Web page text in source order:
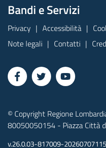
Bandi e Servizi
Privacy Accessibilità
Note legali
Contatti
© Copyright Regione
80050050154 - Piazza Città
v.26.0.03-817009-